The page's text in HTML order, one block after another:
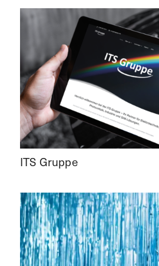
ITS Gruppe